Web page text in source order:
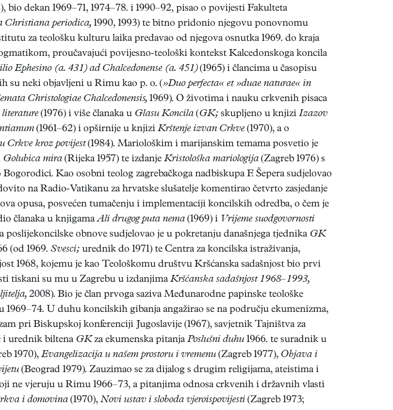
dekan 1969–71, 1974–78. i 1990–92, pisao o povijesti Fakulteta
Christiana periodica, 1990, 1993) te bitno pridonio njegovu ponovnomu
za teološku kulturu laika predavao od njegova osnutka 1969. do kraja
proučavajući povijesno-teološki kontekst Kalcedonskoga koncila
Ephesino (a. 431) ad Chalcedonense (a. 451)(1965) i člancima u časopisu
su neki objavljeni u Rimu kao p. o. (»Duo perfecta« et »duae naturae« in
Christologiae Chalcedonensis, 1969). O životima i nauku crkvenih pisaca
literature (1976) i više članaka u Glasu Koncila (GK; skupljeno u knjizi Izazov
(1961–62) i opširnije u knjizi Krštenje izvan Crkve (1970), a o
Crkve kroz povijest(1984). Mariološkim i marijanskim temama posvetio je
Golubica mira (Rijeka 1957) te izdanje Kristološka mariologija (Zagreb 1976) s
Kao osobni teolog zagrebačkoga nadbiskupa F. Šepera sudjelovao
na Radio-Vatikanu za hrvatske slušatelje komentirao četvrto zasjedanje
opusa, posvećen tumačenju i implementaciji koncilskih odredba, o čem je
članaka u knjigamaAli drugog puta nema (1969) i Vrijeme suodgovornosti
poslijekoncilske obnove sudjelovao je u pokretanju današnjega tjednika GK
(od 1969. Svesci; urednik do 1971) te Centra za koncilska istraživanja,
1968, kojemu je kao Teološkomu društvu Kršćanska sadašnjost bio prvi
tiskani su mu u Zagrebu u izdanjima Kršćanska sadašnjost 1968–1993,
2008). Bio je član prvoga saziva Međunarodne papinske teološke
U duhu koncilskih gibanja angažirao se na području ekumenizma,
pri Biskupskoj konferenciji Jugoslavije (1967), savjetnik Tajništva za
i urednik biltena GK za ekumenska pitanja Poslušni duhu 1966. te suradnik u
1970), Evangelizacija u našem prostoru i vremenu (Zagreb 1977), Objava i
(Beograd 1979). Zauzimao se za dijalog s drugim religijama, ateistima i
ne vjeruju u Rimu 1966–73, a pitanjima odnosa crkvenih i državnih vlasti
i domovina (1970), Novi ustav i sloboda vjeroispovijesti (Zagreb 1973;